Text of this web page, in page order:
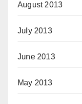
August 2013
July 2013
June 2013
May 2013